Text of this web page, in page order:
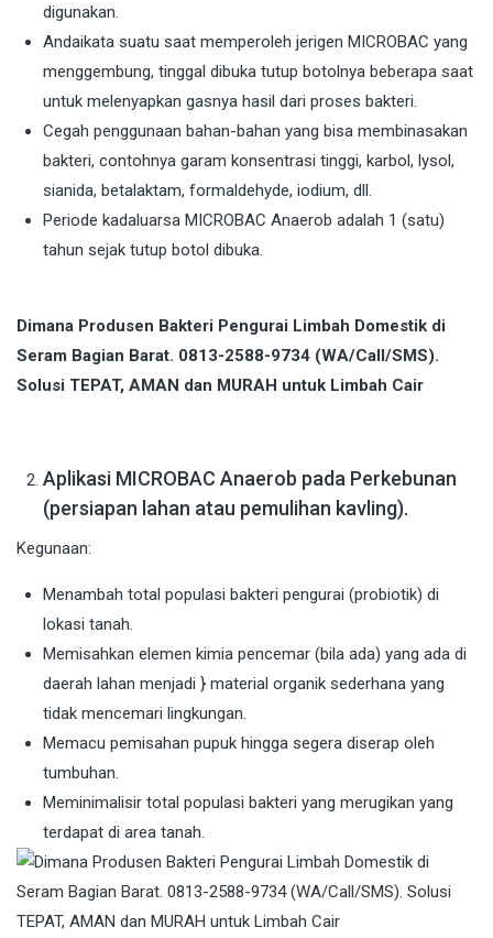
digunakan.
Andaikata suatu saat memperoleh jerigen MICROBAC yang
menggembung, tinggal dibuka tutup botolnya beberapa saat
untuk melenyapkan gasnya hasil dari proses bakteri.
Cegah penggunaan bahan-bahan yang bisa membinasakan
bakteri, contohnya garam konsentrasi tinggi, karbol, lysol,
sianida, betalaktam, formaldehyde, iodium, dll.
Periode kadaluarsa MICROBAC Anaerob adalah 1 (satu)
tahun sejak tutup botol dibuka.
Dimana Produsen Bakteri Pengurai Limbah Domestik di
Seram Bagian Barat. 0813-2588-9734 (WA/Call/SMS).
Solusi TEPAT, AMAN dan MURAH untuk Limbah Cair
Aplikasi MICROBAC Anaerob pada Perkebunan
(persiapan lahan atau pemulihan kavling).
Kegunaan:
Menambah total populasi bakteri pengurai (probiotik) di
lokasi tanah.
Memisahkan elemen kimia pencemar (bila ada) yang ada di
daerah lahan menjadi } material organik sederhana yang
tidak mencemari lingkungan.
Memacu pemisahan pupuk hingga segera diserap oleh
tumbuhan.
Meminimalisir total populasi bakteri yang merugikan yang
terdapat di area tanah.